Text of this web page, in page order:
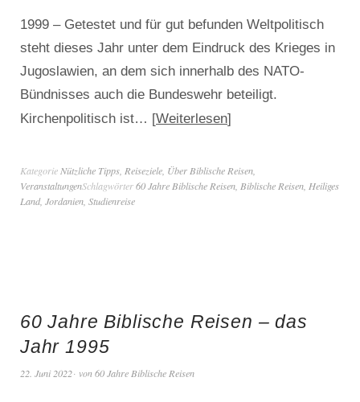
1999 – Getestet und für gut befunden Weltpolitisch
steht dieses Jahr unter dem Eindruck des Krieges in
Jugoslawien, an dem sich innerhalb des NATO-
Bündnisses auch die Bundeswehr beteiligt.
Kirchenpolitisch ist…
Weiterlesen
Kategorie Nützliche Tipps Reiseziele Über Biblische Reisen
VeranstaltungenSchlagwörter60 Jahre Biblische Reisen Biblische Reisen Heiliges
Land, Jordanien Studienreise
60 Jahre Biblische Reisen – das
Jahr 1995
22. Juni 2022 von 60 Jahre Biblische Reisen